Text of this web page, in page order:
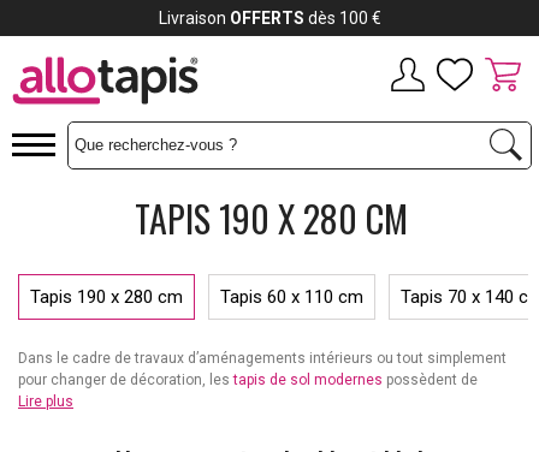
TAPIS 190 X 280 CM
Tapis 190 x 280 cm Tapis 60 x 110 cm Tapis 70 x 140
Dans le cadre de travaux d’aménagements intérieurs ou tout simplement
pour changer de décoration, lestapis de sol modernes possèdent de
sérieux atouts. Tant en termes de diversité que de formats, ces
Lire plus
Livraison OFFERTS dès 100 €